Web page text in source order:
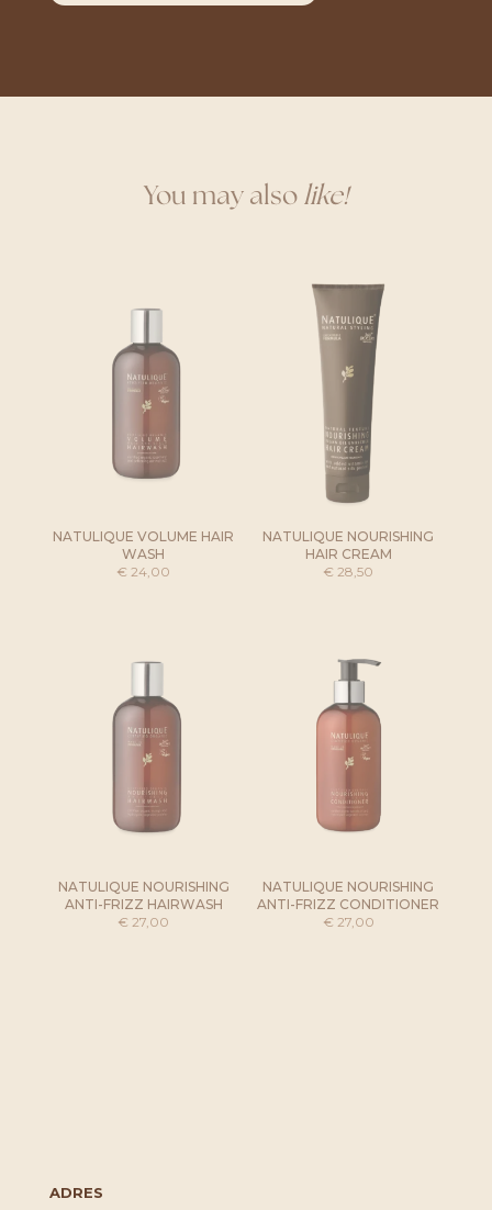
You may alsolike!
NATULIQUE VOLUME HAIR
WASH
€ 24,00
NATULIQUE NOURISHING
HAIR CREAM
€ 28,50
NATULIQUE NOURISHING
ANTI-FRIZZ HAIRWASH
€ 27,00
NATULIQUE NOURISHING
ANTI-FRIZZ CONDITIONER
€ 27,00
ADRES